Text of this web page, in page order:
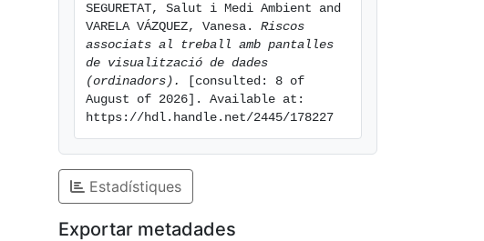
SEGURETAT, Salut i Medi Ambient and
VARELA VÁZQUEZ, Vanesa. Riscos
associats al treball amb pantalles
de visualització de dades
(ordinadors).
[consulted: 8 of
August of 2026]. Available at:
https://hdl.handle.net/2445/178227
Estadístiques
Exportar metadades